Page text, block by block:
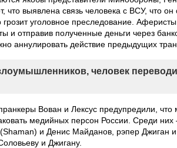
что выявлена связь человека с ВСУ, что
уголовное преследование.
и отправив полученные деньги через
аннулировать действие предыдущих
человек
Вован и Лексус предупредили,
медийных персон России. Среди
и Денис Майданов, рэпер Джиган
и Джигану.